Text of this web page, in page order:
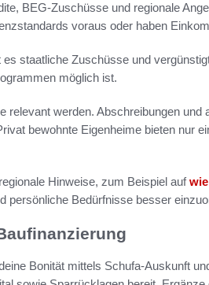
BEG-Zuschüsse und regionale
voraus oder haben
staatliche Zuschüsse und
möglich ist.
relevant werden. Abschreibungen und
bewohnte Eigenheime bieten nur
Hinweise, zum Beispiel auf
persönliche Bedürfnisse besser
Bonität mittels Schufa-Auskunft